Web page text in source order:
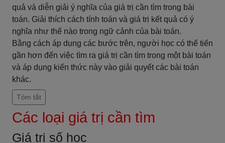
quả và diễn giải ý nghĩa của giá trị cần tìm trong bài
toán. Giải thích cách tính toán và giá trị kết quả có ý
nghĩa như thế nào trong ngữ cảnh của bài toán.
Bằng cách áp dụng các bước trên, người học có thể tiến
gần hơn đến việc tìm ra giá trị cần tìm trong một bài toán
và áp dụng kiến thức này vào giải quyết các bài toán
khác.
Tóm tắt
Các loại giá trị cần tìm
Giá trị số học